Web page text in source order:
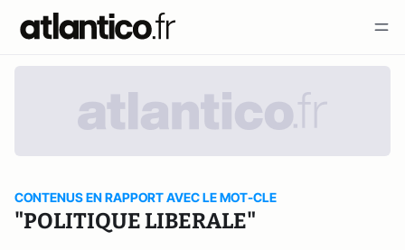
CONTENUS EN RAPPORT AVEC LE MOT-CLE
"POLITIQUE LIBERALE"